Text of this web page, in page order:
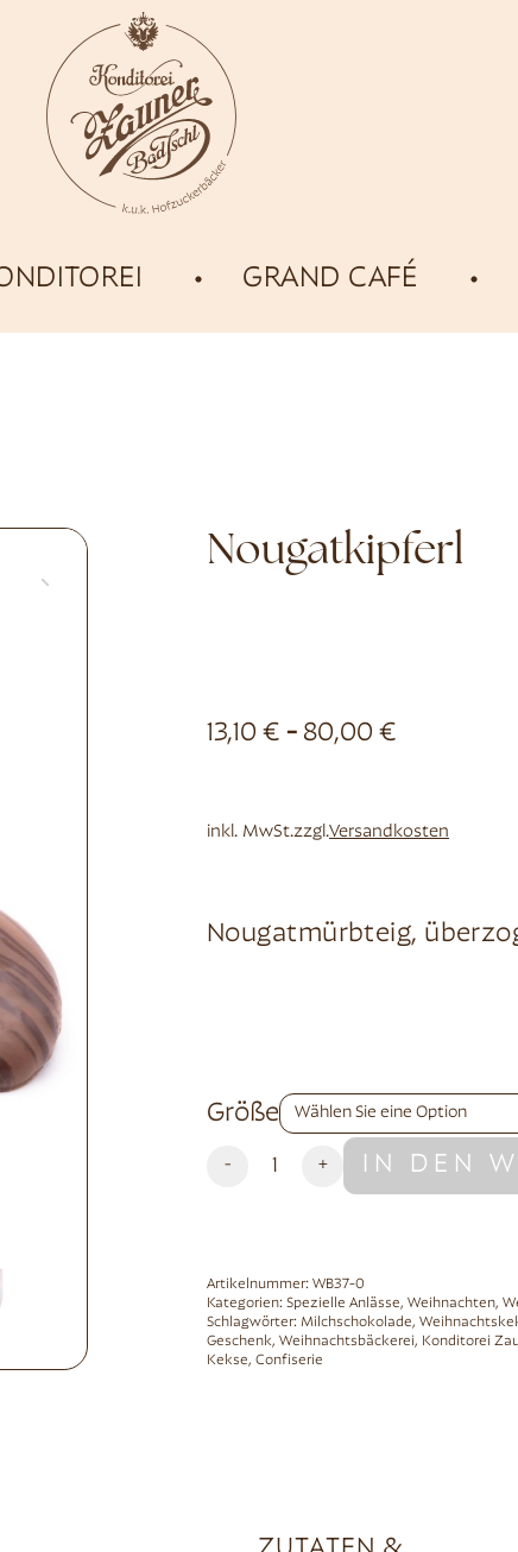
GRAND CAFÉ
Nougatkipferl
13,10 € - 80,00 €
inkl. MwSt.zzgl.Versandkosten
Nougatmürbteig,
Größe
- + IN DEN
Alternative:
Artikelnummer: WB37-0
Kategorien: Spezielle Anlässe, Weihnachten,
Schlagwörter: Milchschokolade,
Geschenk, Weihnachtsbäckerei, Konditorei
Kekse, Confiserie